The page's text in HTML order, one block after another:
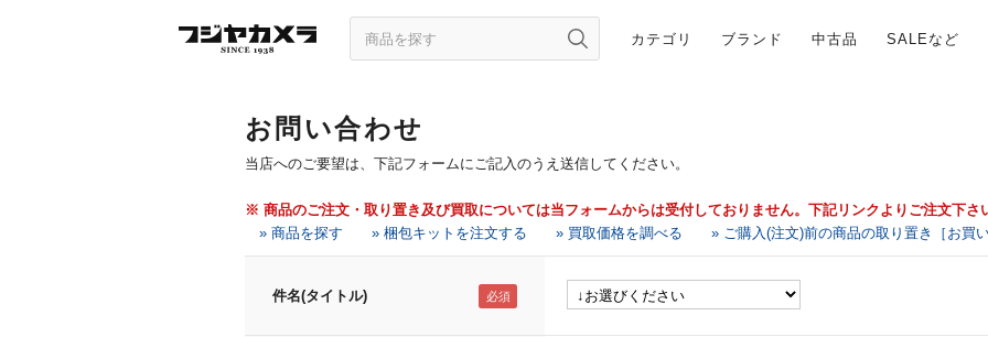
カテゴリ ブランド 中古品 SALEなど
お問い合わせ
当店へのご要望は、下記フォームにご記入のうえ送信してください。
※ 商品のご注文・取り置き及び買取については当フォームからは受付しておりません。下記リンクよりご注文下さ
» 商品を探す
» 梱包キットを注文する » 買取価格を調べる » ご購入(注文)前の商品の取り置き［お買い
件名(タイトル)